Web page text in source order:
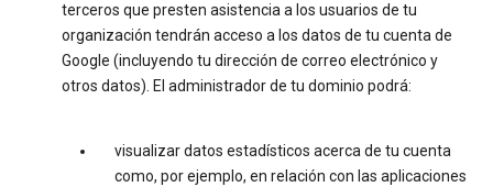
terceros que presten asistencia a los usuarios de tu
organización tendrán acceso a los datos de tu cuenta de
Google (incluyendo tu dirección de correo electrónico y
otros datos). El administrador de tu dominio podrá:
visualizar datos estadísticos acerca de tu cuenta
como, por ejemplo, en relación con las aplicaciones